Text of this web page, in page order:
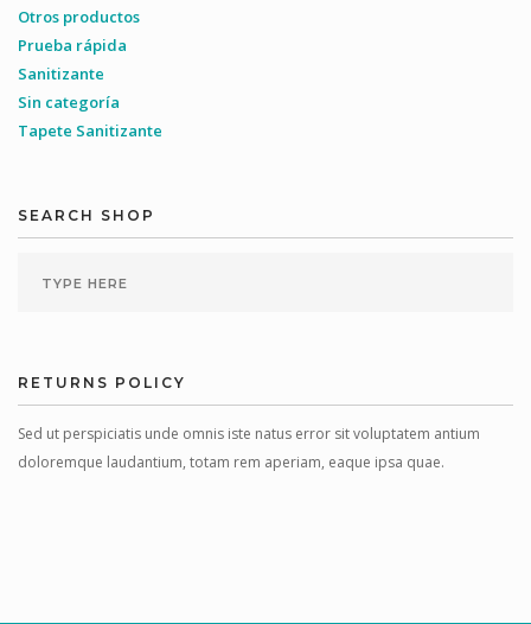
Otros productos
Prueba rápida
Sanitizante
Sin categoría
Tapete Sanitizante
SEARCH SHOP
RETURNS POLICY
Sed ut perspiciatis unde omnis iste natus error sit voluptatem antium
doloremque laudantium, totam rem aperiam, eaque ipsa quae.